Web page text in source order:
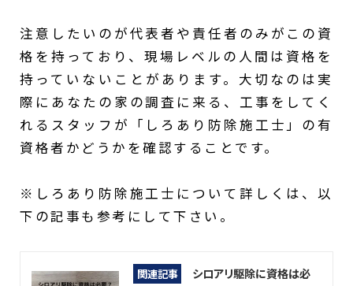
注意したいのが代表者や責任者のみがこの資
格を持っており、現場レベルの人間は資格を
持っていないことがあります。大切なのは実
際にあなたの家の調査に来る、工事をしてく
れるスタッフが「しろあり防除施工士」の有
資格者かどうかを確認することです。
※しろあり防除施工士について詳しくは、以
下の記事も参考にして下さい。
関連記事
シロアリ駆除に資格は必